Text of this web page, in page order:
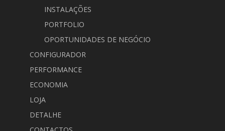
INSTALAÇÕES
PORTFOLIO
OPORTUNIDADES DE NEGÓCIO
CONFIGURADOR
PERFORMANCE
ECONOMIA
LOJA
DETALHE